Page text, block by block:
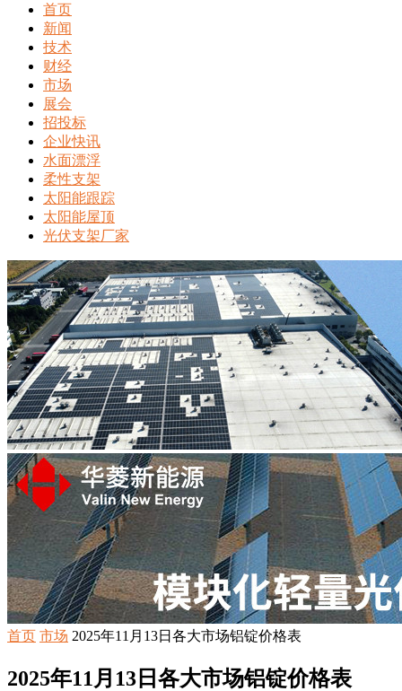
首页
新闻
技术
财经
市场
展会
招投标
企业快讯
水面漂浮
柔性支架
太阳能跟踪
太阳能屋顶
光伏支架厂家
首页 市场 2025年11月13日各大市场铝锭价格表
2025年11月13日各大市场铝锭价格表